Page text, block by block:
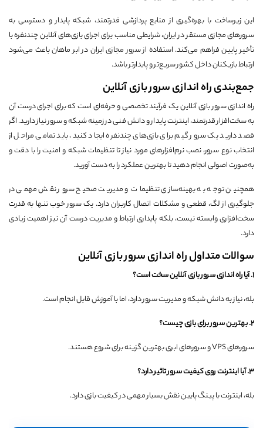
این زیرساخت با بهره‌گیری از منابع پردازشی قدرتمند، شبکه پایدار و دسترسی به
سرورهای مجازی مستقر در ایران، شرایطی مناسب برای اجرای بازی‌های آنلاین چندنفره با
تأخیر پایین فراهم می‌کند. استفاده از سرور مجازی ایران در ابر ماهان باعث می‌شود
ارتباط بازیکنان داخل کشور سریع‌تر و پایدارتر باشد.
جمع‌بندی راه اندازی سرور بازی آنلاین
راه اندازی سرور بازی آنلاین یک فرآیند تخصصی و حرفه‌ای است که برای اجرای درست آن
به سخت‌افزار قدرتمند، اینترنت پایدار و دانش فنی در زمینه شبکه و سرور نیاز دارید. اگر
قصد دارید یک سرور گیم برای بازی‌های چندنفره ایجاد کنید، باید تمامی مراحل از
انتخاب نوع سرور، نصب نرم‌افزارهای مورد نیاز تا تنظیمات شبکه و امنیت را با دقت و
به‌صورت اصولی انجام دهید تا بهترین عملکرد را به دست آورید.
همچنین توجه به بهینه‌سازی تنظیمات و مدیریت صحیح سرور نقش مهمی در
جلوگیری از لگ، قطعی و مشکلات اتصال کاربران دارد. یک سرور خوب تنها به قدرت
سخت‌افزاری وابسته نیست، بلکه پایداری ارتباط و مدیریت درست آن نیز اهمیت زیادی
دارد.
سوالات متداول راه اندازی سرور بازی آنلاین
1. آیا راه اندازی سرور بازی آنلاین سخت است؟
بله، نیاز به دانش شبکه و مدیریت سرور دارد، اما با آموزش قابل انجام است.
2. بهترین سرور برای بازی چیست؟
سرورهای VPS و سرورهای ابری بهترین گزینه برای شروع هستند.
3. آیا اینترنت روی کیفیت سرور تاثیر دارد؟
بله، اینترنت با پینگ پایین نقش بسیار مهمی در کیفیت بازی دارد.